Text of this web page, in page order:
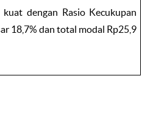
dengan Rasio Kecukupan
18,7% dan total modal Rp25,9